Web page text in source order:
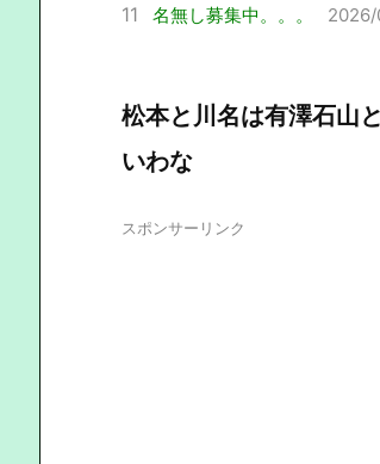
11 名無し募集中。。。 2026/
松本と川名は有澤石山
いわな
スポンサーリンク